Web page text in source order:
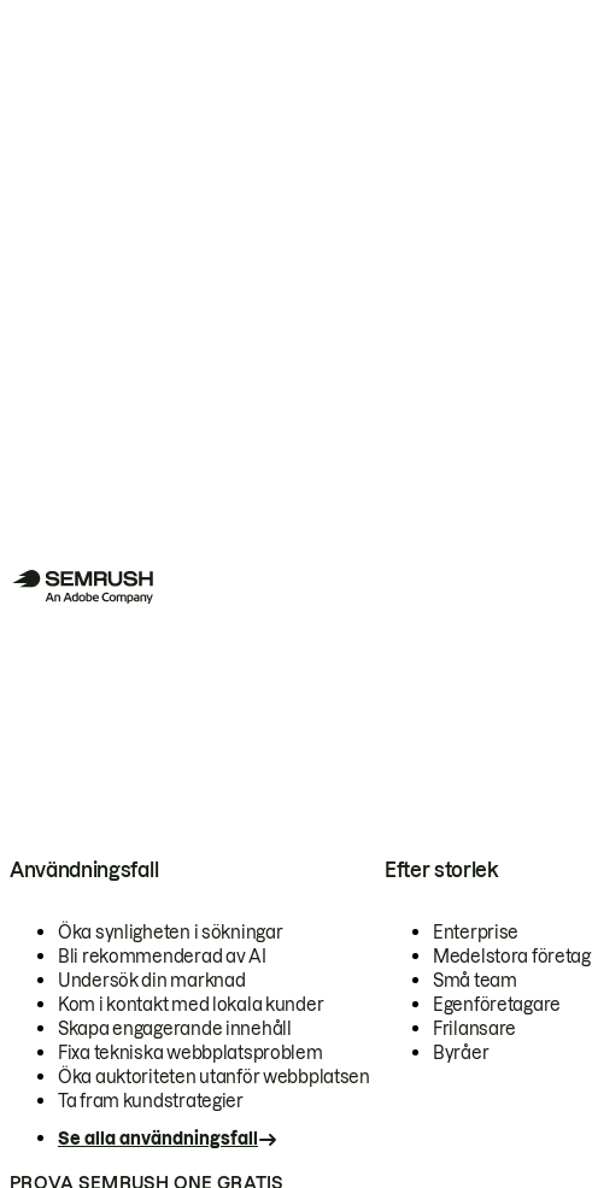
Användningsfall
Öka synligheten i sökningar
Bli rekommenderad av AI
Undersök din marknad
Kom i kontakt med lokala kunder
Skapa engagerande innehåll
Fixa tekniska webbplatsproblem
Öka auktoriteten utanför webbplatsen
Ta fram kundstrategier
Se alla användningsfall
Efter storlek
Enterprise
Medelstora företag
Små team
Egenföretagare
Frilansare
Byråer
PROVA SEMRUSH ONE GRATIS